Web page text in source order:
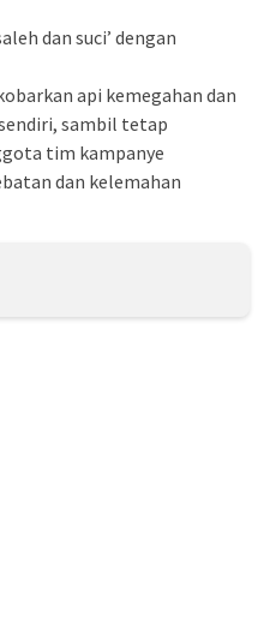
dan suci’ dengan
api kemegahan dan
sambil tetap
tim kampanye
dan kelemahan